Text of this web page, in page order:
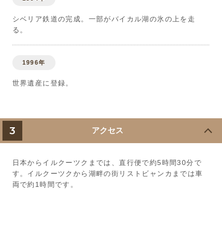
シベリア鉄道の完成。一部がバイカル湖の氷の上を走
る。
1996年
世界遺産に登録。
3 アクセス
日本からイルクーツクまでは、直行便で約5時間30分で
す。イルクーツクから湖畔の街リストビャンカまでは車
両で約1時間です。